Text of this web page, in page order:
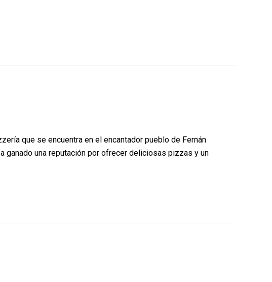
que se encuentra en el encantador pueblo de Fernán
ganado una reputación por ofrecer deliciosas pizzas y un